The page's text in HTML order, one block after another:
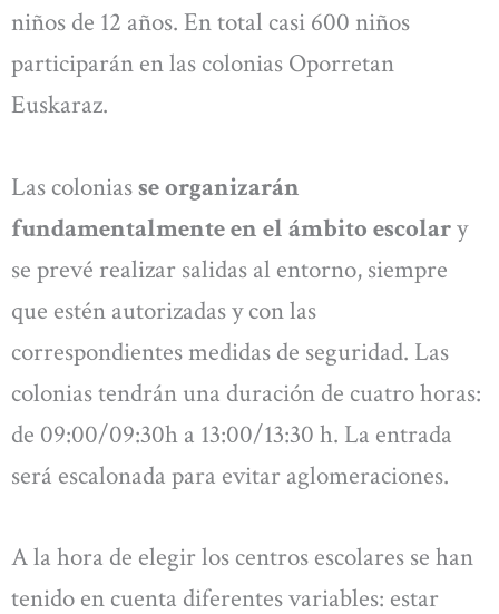
niños de 12 años. En total casi 600 niños
participarán en las colonias Oporretan
Euskaraz.
Las coloniasse organizarán
fundamentalmente en el ámbito escolary
se prevé realizar salidas al entorno, siempre
que estén autorizadas y con las
correspondientes medidas de seguridad. Las
colonias tendrán una duración de cuatro horas:
de 09:00/09:30h a 13:00/13:30 h. La entrada
será escalonada para evitar aglomeraciones.
A la hora de elegir los centros escolares se han
tenido en cuenta diferentes variables: estar